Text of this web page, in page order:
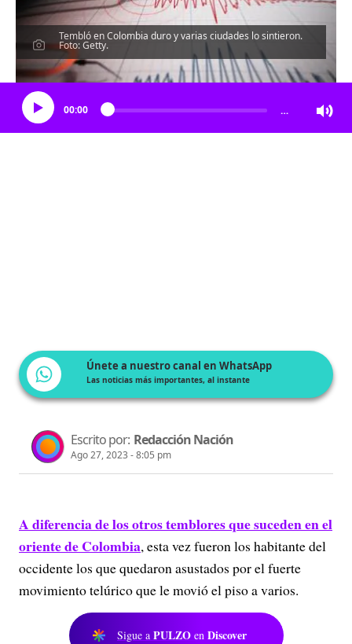
Tembló en Colombia duro y varias ciudades lo sintieron.
Foto: Getty.
Escucha el artículo
00:00 …
Únete a nuestro canal en WhatsApp
Las noticias más importantes, al instante
Escrito por: Redacción Nación
Ago 27, 2023 - 8:05 pm
A diferencia de los otros temblores que suceden en el
oriente de Colombia, esta vez fueron los habitante del
occidente los que quedaron asustados por el fuerte
movimiento telúrico que le movió el piso a varios.
Sigue a PULZO en Discover